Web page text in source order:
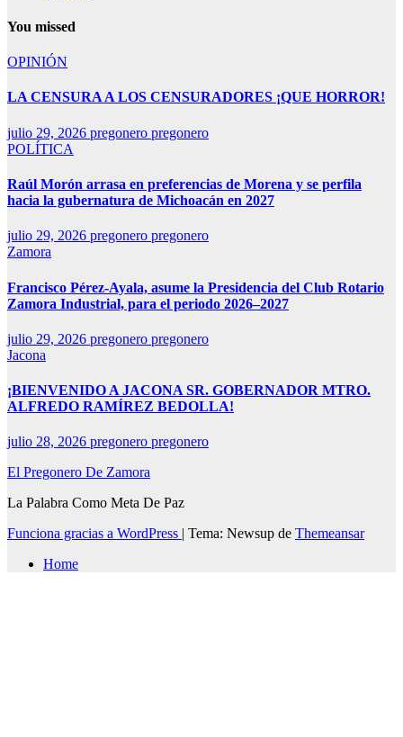
You missed
OPINIÓN
LA CENSURA A LOS CENSURADORES ¡QUE HORROR!
julio 29, 2026 pregonero pregonero
POLÍTICA
Raúl Morón arrasa en preferencias de Morena y se perfila
hacia la gubernatura de Michoacán en 2027
julio 29, 2026 pregonero pregonero
Zamora
Francisco Pérez-Ayala, asume la Presidencia del Club Rotario
Zamora Industrial, para el periodo 2026–2027
julio 29, 2026 pregonero pregonero
Jacona
¡BIENVENIDO A JACONA SR. GOBERNADOR MTRO.
ALFREDO RAMÍREZ BEDOLLA!
julio 28, 2026 pregonero pregonero
El Pregonero De Zamora
La Palabra Como Meta De Paz
Funciona gracias a WordPress | Tema: Newsup de Themeansar
Home